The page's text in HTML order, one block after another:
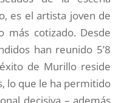
es el artista joven de
más cotizado. Desde
han reunido 5’8
de Murillo reside
lo que le ha permitido